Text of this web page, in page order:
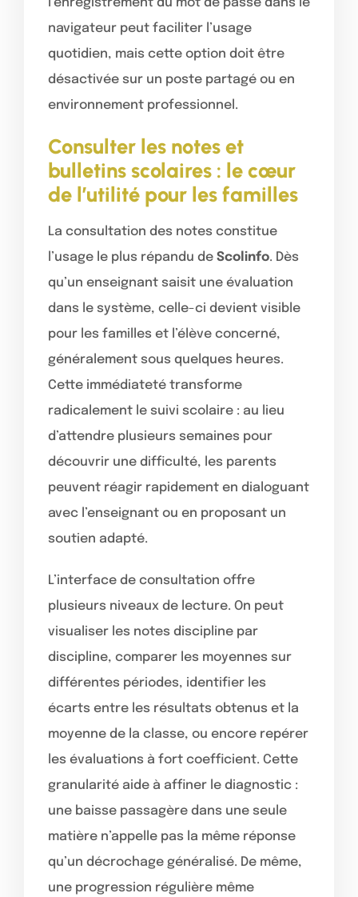
navigateur peut faciliter l’usage
quotidien, mais cette option doit être
désactivée sur un poste partagé ou en
environnement professionnel.
Consulter les notes et
bulletins scolaires : le cœur
de l’utilité pour les familles
La consultation des notes constitue
l’usage le plus répandu de Scolinfo. Dès
qu’un enseignant saisit une évaluation
dans le système, celle-ci devient visible
pour les familles et l’élève concerné,
généralement sous quelques heures.
Cette immédiateté transforme
radicalement le suivi scolaire : au lieu
d’attendre plusieurs semaines pour
découvrir une difficulté, les parents
peuvent réagir rapidement en dialoguant
avec l’enseignant ou en proposant un
soutien adapté.
L’interface de consultation offre
plusieurs niveaux de lecture. On peut
visualiser les notes discipline par
discipline, comparer les moyennes sur
différentes périodes, identifier les
écarts entre les résultats obtenus et la
moyenne de la classe, ou encore repérer
les évaluations à fort coefficient. Cette
granularité aide à affiner le diagnostic :
une baisse passagère dans une seule
matière n’appelle pas la même réponse
qu’un décrochage généralisé. De même,
une progression régulière même